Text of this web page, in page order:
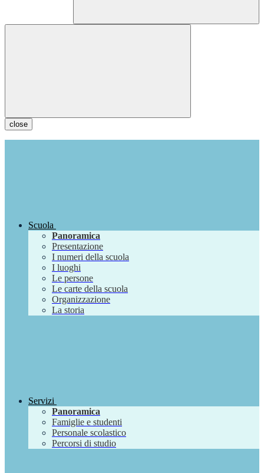
close
Scuola
Panoramica
Presentazione
I numeri della scuola
I luoghi
Le persone
Le carte della scuola
Organizzazione
La storia
Servizi
Panoramica
Famiglie e studenti
Personale scolastico
Percorsi di studio